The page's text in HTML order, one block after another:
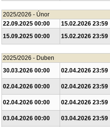
2025/2026 - Únor
22.09.2025 00:00
15.02.2026 23:59
15.09.2025 00:00
15.02.2026 23:59
2025/2026 - Duben
30.03.2026 00:00
02.04.2026 23:59
02.04.2026 00:00
02.04.2026 23:59
02.04.2026 00:00
02.04.2026 23:59
03.04.2026 00:00
03.04.2026 23:59